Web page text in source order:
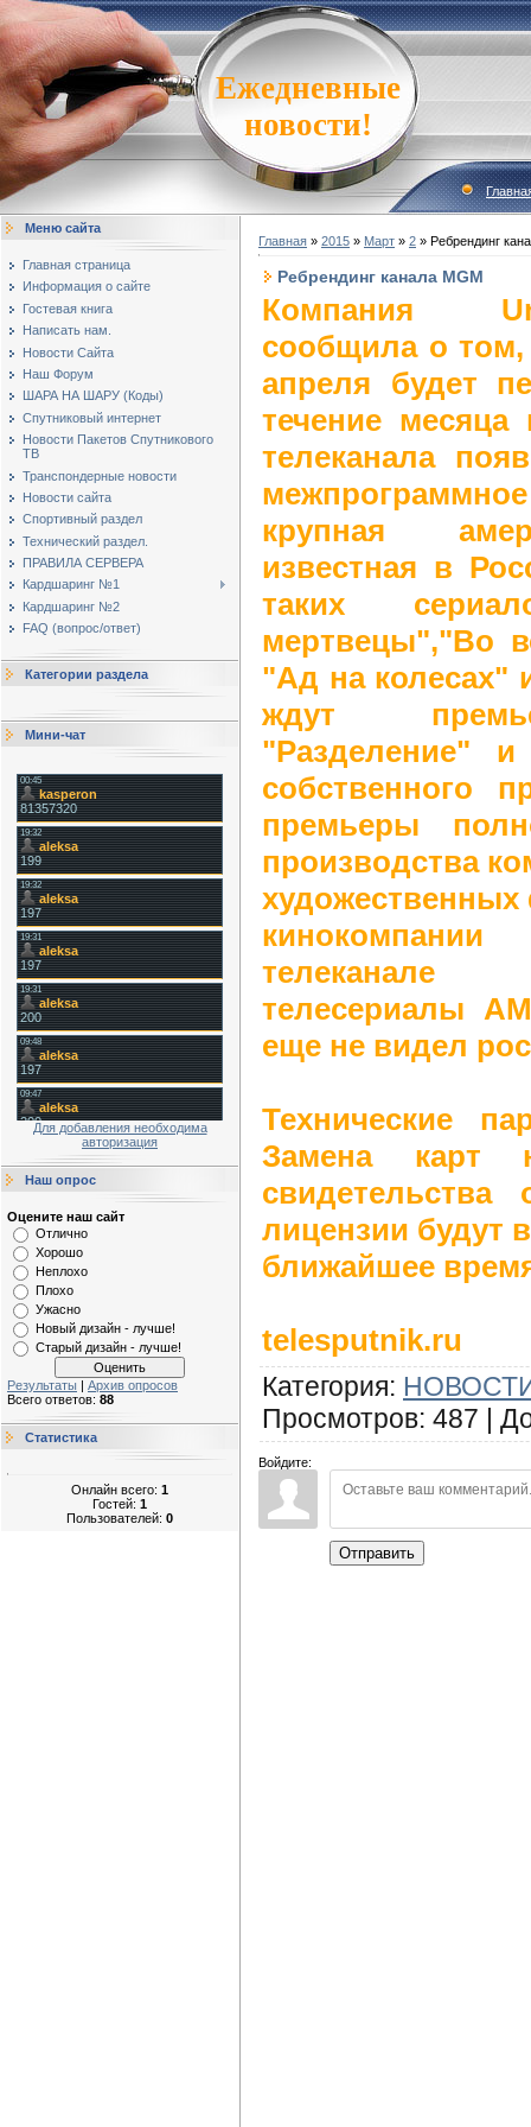
Ежедневные
новости!
Меню сайта
Главная страница
Информация о сайте
Гостевая книга
Написать нам.
Новости Сайта
Наш Форум
ШАРА НА ШАРУ (Коды)
Спутниковый интернет
Новости Пакетов Спутникового
ТВ
Транспондерные новости
Новости сайта
Спортивный раздел
Технический раздел.
ПРАВИЛА СЕРВЕРА
Кардшаринг №1
Кардшаринг №2
FAQ (вопрос/ответ)
Категории раздела
Мини-чат
Для добавления необходима
авторизация
Наш опрос
Оцените наш сайт
Отлично
Хорошо
Неплохо
Плохо
Ужасно
Новый дизайн - лучше!
Старый дизайн - лучше!
Результаты | Архив опросов
Всего ответов: 88
Статистика
Онлайн всего: 1
Гостей: 1
Пользователей: 0
Главная » 2015 » Март » 2 » Ребрендинг
Ребрендинг канала MGM
Компания
сообщила о том,
апреля будет
течение
телеканала
крупная
известная в
таких
мертвецы","Во
"Ад на колесах"
ждут
"Разделение"
собственного
премьеры
производства
телеканале
телесериалы
еще не видел
Технические
Замена карт
лицензии будут
ближайшее
telesputnik.ru
Категория:
Просмотров: 487 |
Войдите:
Отправить